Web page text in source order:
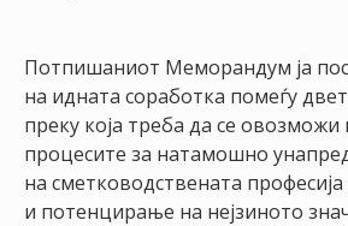
АЖУРИРАЈ
ПОДАТОЦИ
Потпишаниот Меморандум ја
на идната соработка помеѓу
преку која треба да се
процесите за натамошно
на сметководствената
и потенцирање на нејзиното